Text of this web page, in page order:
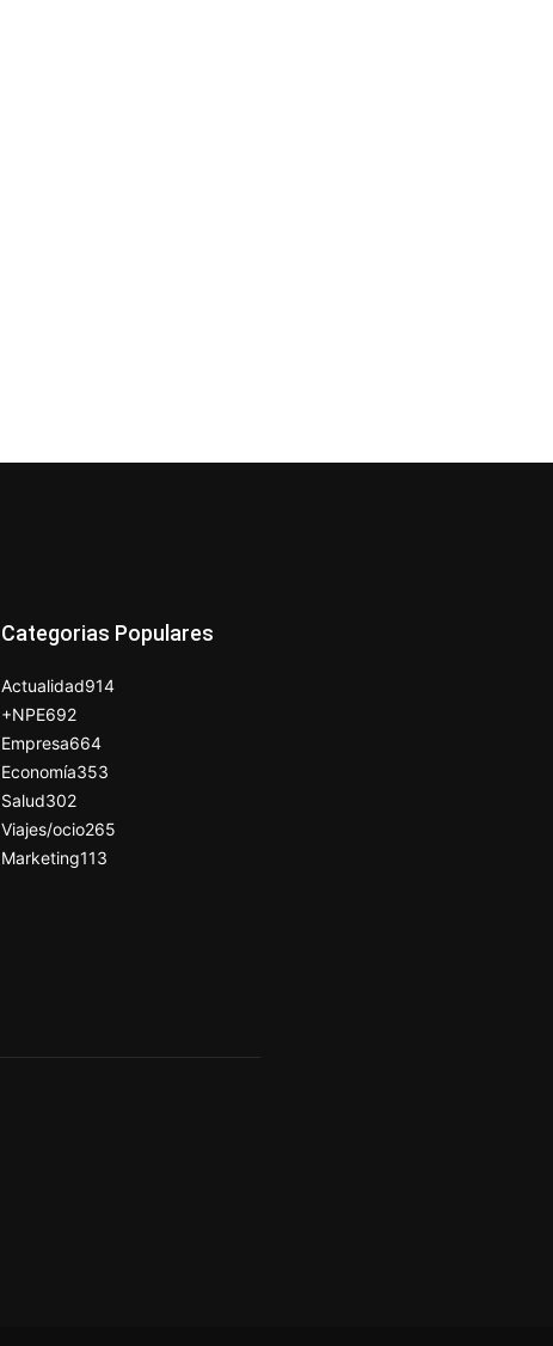
Categorias Populares
Actualidad914
+NPE692
Empresa664
Economía353
Salud302
Viajes/ocio265
Marketing113